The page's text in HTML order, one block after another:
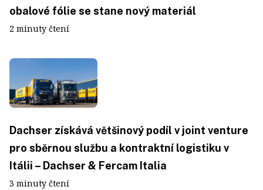
obalové fólie se stane nový materiál
2 minuty čtení
Dachser získává většinový podíl v joint venture
pro sběrnou službu a kontraktní logistiku v
Itálii – Dachser & Fercam Italia
3 minuty čtení